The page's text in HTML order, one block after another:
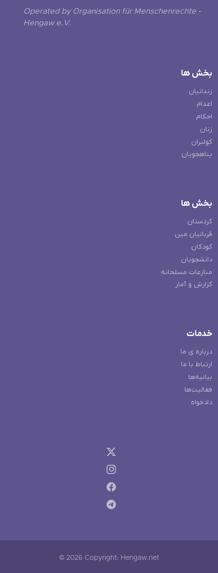
Operated by Organisation für Menschenrechte -
Hengaw e.V.
بخش ها
زندانیان
اعدام
احکام
زنان
کولبران
پناهجویان
بخش ها
کردستان
قربانیان مین
کودکان
دانشجویان
منازعات مسلحانه
گزارش و آمار
خدمات
درباره ی ما
ارتباط با ما
بیانیه‌ها
فعالیت‌ها
دادخواه
© 2026 Copyright: Hengaw.net